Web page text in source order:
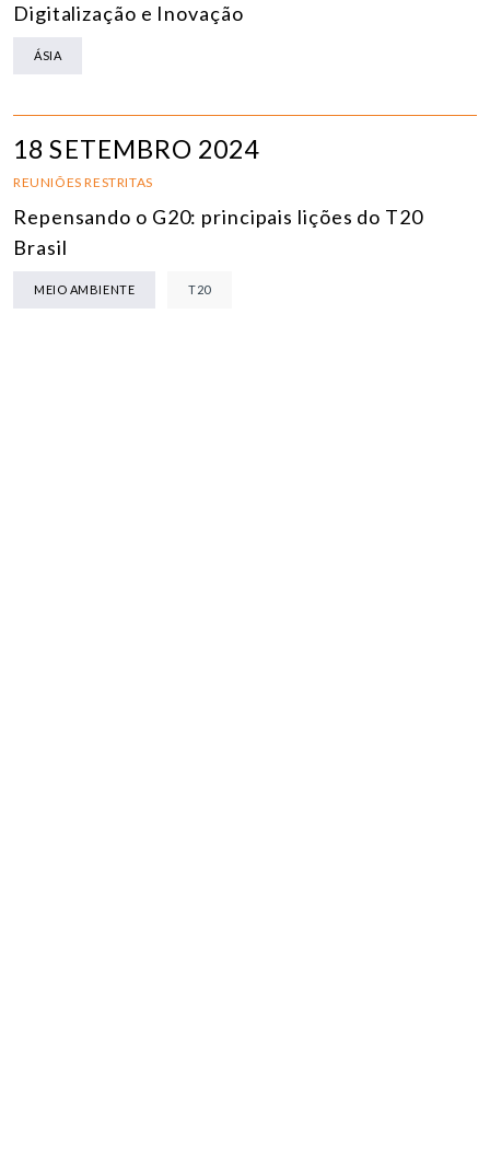
Digitalização e Inovação
ÁSIA
18 SETEMBRO 2024
REUNIÕES RESTRITAS
Repensando o G20: principais lições do T20
Brasil
MEIO AMBIENTE T20